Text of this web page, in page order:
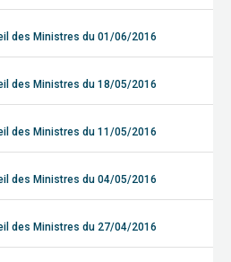
des Ministres du 01/06/2016
des Ministres du 18/05/2016
des Ministres du 11/05/2016
des Ministres du 04/05/2016
des Ministres du 27/04/2016